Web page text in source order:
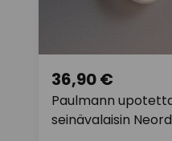
Paulmann
seinävalaisin
36,90 €